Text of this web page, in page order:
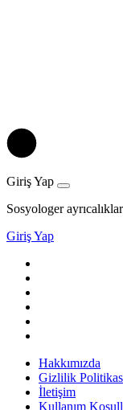
Giriş Yap
Sosyologer
Giriş Yap
Hakkımızda
Gizlilik
İletişim
Kullanım